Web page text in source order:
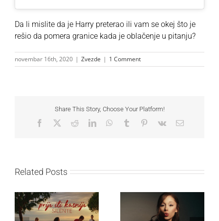
Da li mislite da je Harry preterao ili vam se okej što je
rešio da pomera granice kada je oblačenje u pitanju?
novembar 16th, 2020 | Zvezde | 1 Comment
Share This Story, Choose Your Platform!
Facebook RedditLinkedInWhatsApp
Tumblr Pinterest
Vk Email
Related Posts